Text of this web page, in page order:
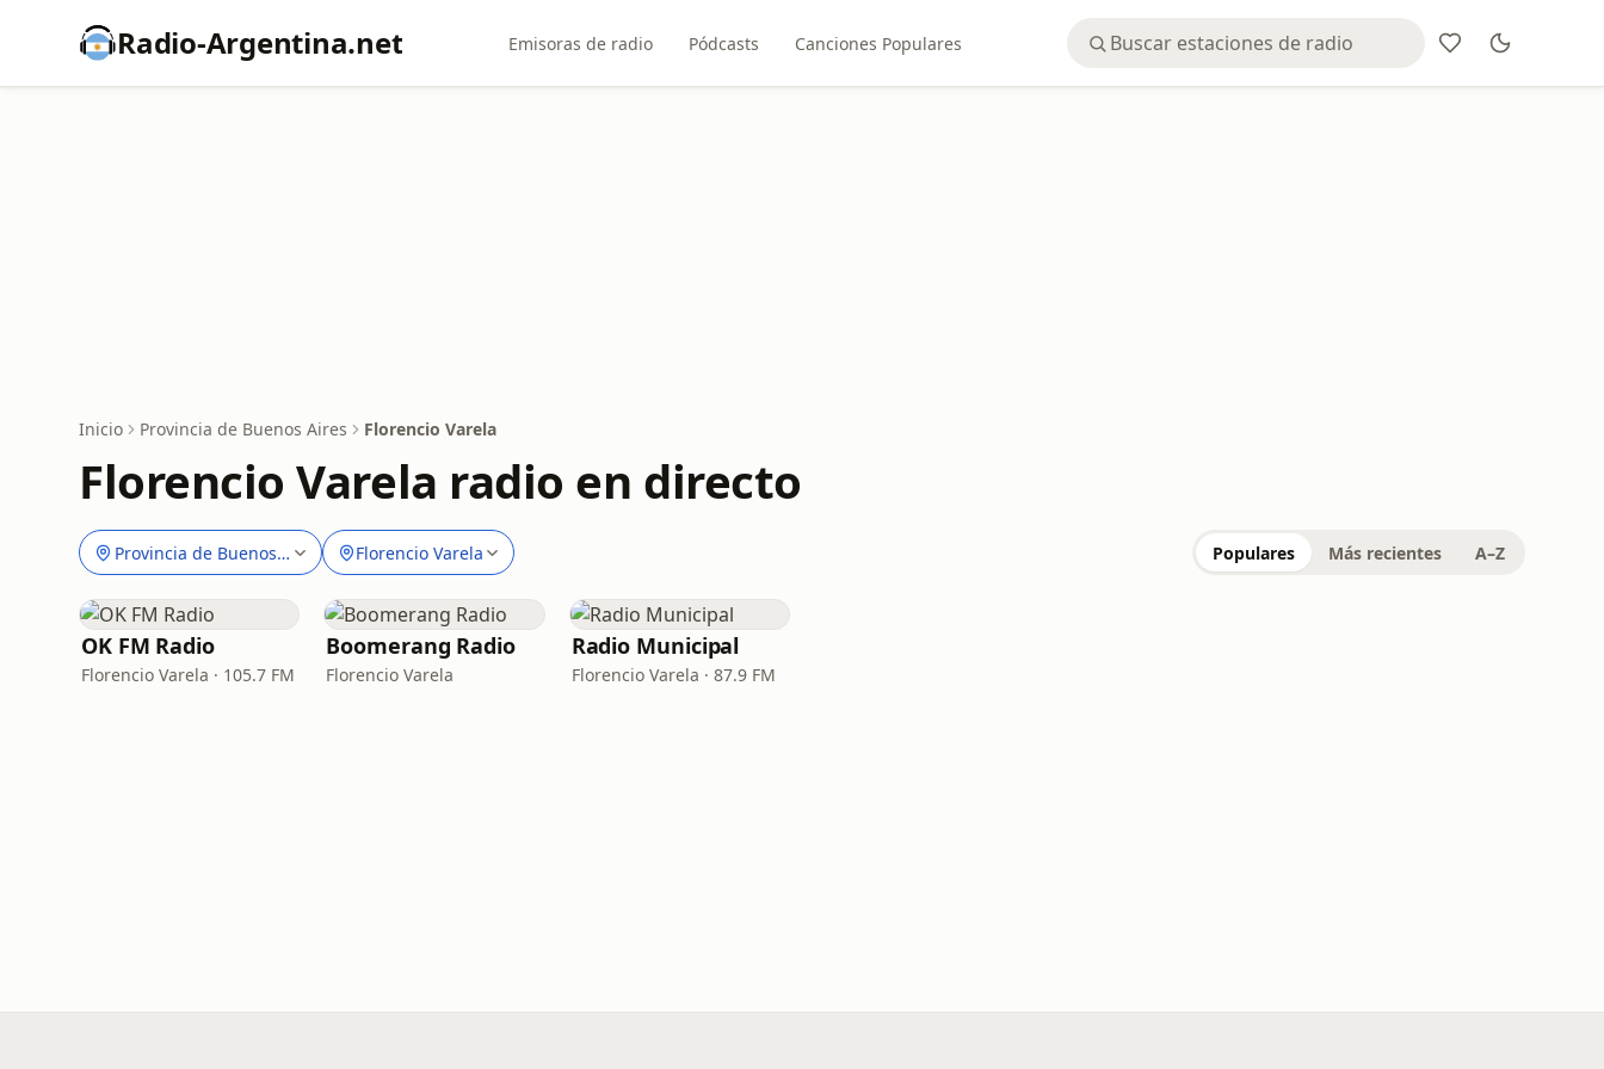
Radio-Argentina.net Emisoras de radio Pódcasts Canciones Populares
Inicio Provincia de Buenos Aires Florencio Varela
Florencio Varela radio en directo
Provincia de Buenos Aires Florencio Varela Populares Más recientes A–Z
OK FM Radio
Florencio Varela · 105.7 FM
Boomerang Radio
Florencio Varela
Radio Municipal
Florencio Varela · 87.9 FM